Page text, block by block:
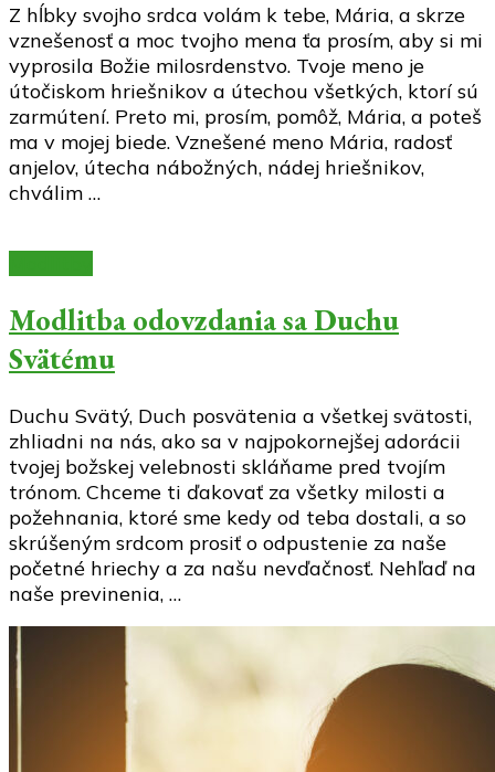
Z hĺbky svojho srdca volám k tebe, Mária, a skrze
vznešenosť a moc tvojho mena ťa prosím, aby si mi
vyprosila Božie milosrdenstvo. Tvoje meno je
útočiskom hriešnikov a útechou všetkých, ktorí sú
zarmútení. Preto mi, prosím, pomôž, Mária, a poteš
ma v mojej biede. Vznešené meno Mária, radosť
anjelov, útecha nábožných, nádej hriešnikov,
chválim …
Modlitba odovzdania sa Duchu
Svätému
Duchu Svätý, Duch posvätenia a všetkej svätosti,
zhliadni na nás, ako sa v najpokornejšej adorácii
tvojej božskej velebnosti skláňame pred tvojím
trónom. Chceme ti ďakovať za všetky milosti a
požehnania, ktoré sme kedy od teba dostali, a so
skrúšeným srdcom prosiť o odpustenie za naše
početné hriechy a za našu nevďačnosť. Nehľaď na
naše previnenia, …